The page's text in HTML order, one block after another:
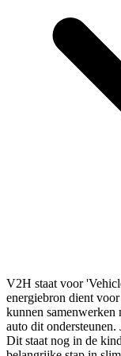
V2H staat voor
energiebron dient
kunnen samenwerken
auto dit ondersteunen.
Dit staat nog in de